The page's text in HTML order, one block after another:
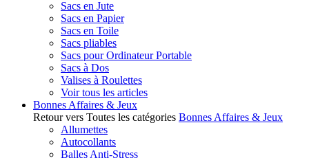
Sacs en Jute
Sacs en Papier
Sacs en Toile
Sacs pliables
Sacs pour Ordinateur Portable
Sacs à Dos
Valises à Roulettes
Voir tous les articles
Bonnes Affaires & Jeux
Retour vers Toutes les catégories Bonnes Affaires & Jeux
Allumettes
Autocollants
Balles Anti-Stress